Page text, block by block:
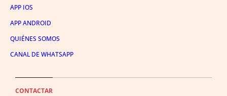
APP IOS
APP ANDROID
QUIÉNES SOMOS
CANAL DE WHATSAPP
CONTACTAR